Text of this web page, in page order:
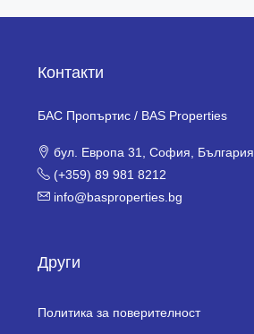
Контакти
БАС Пропъртис / BAS Properties
бул. Европа 31, София, България
(+359) 89 981 8212
info@basproperties.bg
Други
Политика за поверителност